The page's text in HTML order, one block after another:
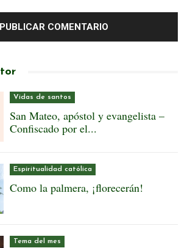
Vidas de santos
San Mateo, apóstol y evangelista –
Confiscado por el...
Espiritualidad católica
Como la palmera, ¡florecerán!
Tema del mes